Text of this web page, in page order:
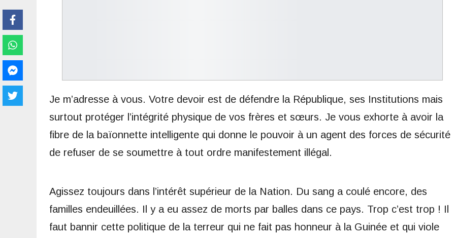
Je m’adresse à vous. Votre devoir est de défendre la République, ses Institutions mais
surtout protéger l’intégrité physique de vos frères et sœurs. Je vous exhorte à avoir la
fibre de la baïonnette intelligente qui donne le pouvoir à un agent des forces de sécurité
de refuser de se soumettre à tout ordre manifestement illégal.
Agissez toujours dans l’intérêt supérieur de la Nation. Du sang a coulé encore, des
familles endeuillées. Il y a eu assez de morts par balles dans ce pays. Trop c’est trop ! Il
faut bannir cette politique de la terreur qui ne fait pas honneur à la Guinée et qui viole